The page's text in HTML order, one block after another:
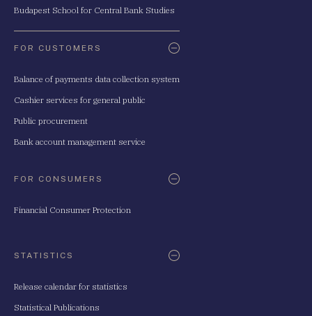
Budapest School for Central Bank Studies
FOR CUSTOMERS
Balance of payments data collection system
Cashier services for general public
Public procurement
Bank account management service
FOR CONSUMERS
Financial Consumer Protection
STATISTICS
Release calendar for statistics
Statistical Publications